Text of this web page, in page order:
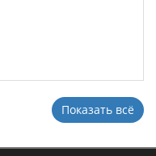
Показать всё